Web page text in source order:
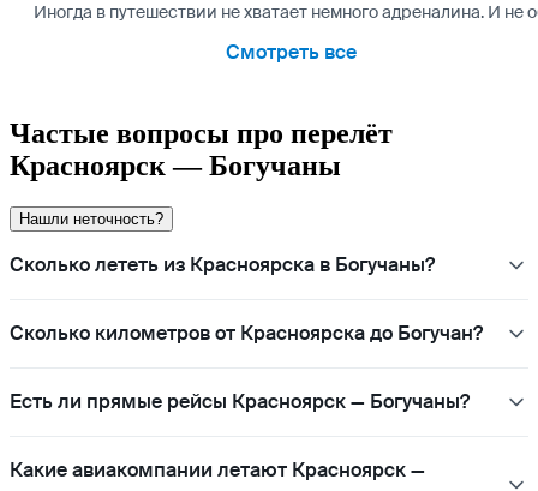
Иногда в путешествии не хватает немного адреналина. И не
Смотреть все
Частые вопросы про перелёт
Красноярск — Богучаны
Нашли неточность?
Сколько лететь из Красноярска в Богучаны?
Сколько километров от Красноярска до Богучан?
Есть ли прямые рейсы Красноярск — Богучаны?
Какие авиакомпании летают Красноярск —